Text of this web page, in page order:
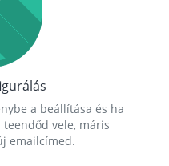
a beállítása és ha
vele, máris
emailcímed.